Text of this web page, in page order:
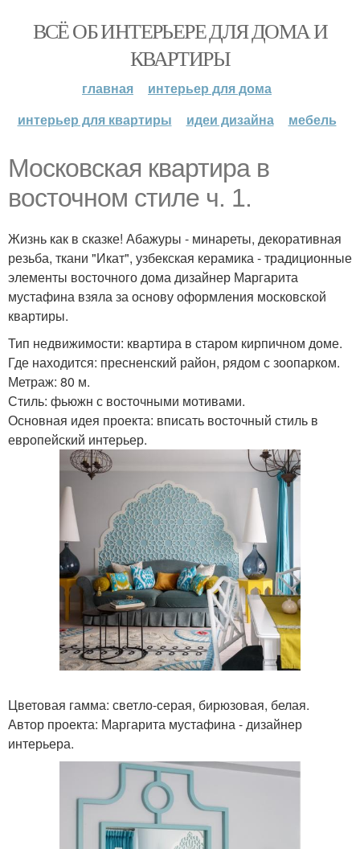
ВСЁ ОБ ИНТЕРЬЕРЕ ДЛЯ ДОМА И
КВАРТИРЫ
главная
интерьер для дома
интерьер для квартиры
идеи дизайна мебель
Московская квартира в
восточном стиле ч. 1.
Жизнь как в сказке! Абажуры - минареты, декоративная
резьба, ткани "Икат", узбекская керамика - традиционные
элементы восточного дома дизайнер Маргарита
мустафина взяла за основу оформления московской
квартиры.
Тип недвижимости: квартира в старом кирпичном доме.
Где находится: пресненский район, рядом с зоопарком.
Метраж: 80 м.
Стиль: фьюжн с восточными мотивами.
Основная идея проекта: вписать восточный стиль в
европейский интерьер.
Цветовая гамма: светло-серая, бирюзовая, белая.
Автор проекта: Маргарита мустафина - дизайнер
интерьера.